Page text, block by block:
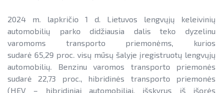
veiksmų planai
Rekomendacijos saulės elektrinėms
įrengti ant stogo
Procedūros ir leidimai
Leidiniai
Informacija apie paslaugų teikimą
LIFE IP EnerLIT
ENSMOV Plus
PA Energy
CompositeCircle
EVE didinimo veiksmų planas
Pažangos įgyvendinant EVE tikslus
2024 m. lapkričio 1 d. Lietuvos lengvųjų keleivinių
automobilių parko didžiausia dalis teko dyzelinu
varomoms transporto priemonėms, kurios
sudarė 65,29 proc. visų mūsų šalyje įregistruotų lengvųjų
automobilių. Benzinu varomos transporto priemonės
sudarė 22,73 proc., hibridinės transporto priemonės
(HEV – hibridiniai automobiliai, išskyrus iš išorės